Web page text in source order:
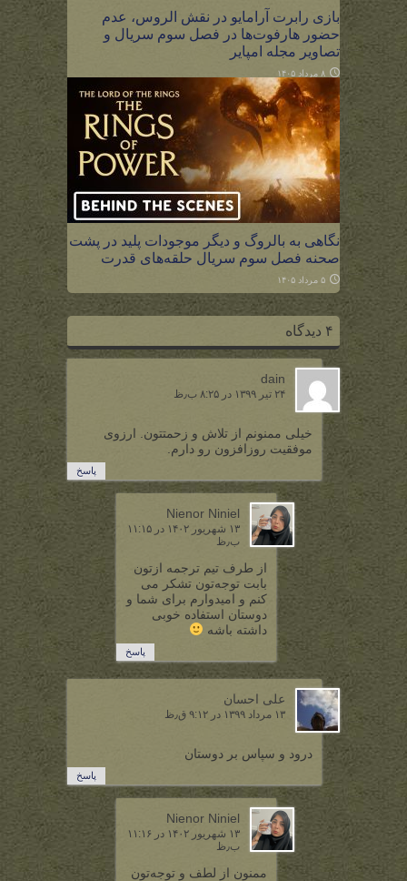
بازی رابرت آرامایو در نقش الروس، عدم
حضور هارفوت‌ها در فصل سوم سریال و
تصاویر مجله امپایر
۸ مرداد ۱۴۰۵
نگاهی به بالروگ و دیگر موجودات پلید در پشت
صحنه فصل سوم سریال حلقه‌های قدرت
۵ مرداد ۱۴۰۵
۴ دیدگاه
dain
۲۴ تیر ۱۳۹۹ در ۸:۲۵ ب٫ظ
خیلی ممنونم از تلاش و زحمتتون. ارزوی
موفقیت روزافزون رو دارم.
پاسخ
Nienor Niniel
۱۳ شهریور ۱۴۰۲ در ۱۱:۱۵
ب٫ظ
از طرف تیم ترجمه ازتون
بابت توجه‌تون تشکر می
کنم و امیدوارم برای شما و
دوستان استفاده خوبی
داشته باشه
پاسخ
علی احسان
۱۳ مرداد ۱۳۹۹ در ۹:۱۲ ق٫ظ
درود و سپاس بر دوستان
پاسخ
Nienor Niniel
۱۳ شهریور ۱۴۰۲ در ۱۱:۱۶
ب٫ظ
ممنون از لطف و توجه‌تون